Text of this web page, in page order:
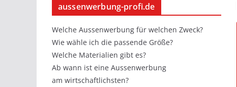
aussenwerbung-profi.de
Welche Aussenwerbung für welchen Zweck?
Wie wähle ich die passende Größe?
Welche Materialien gibt es?
Ab wann ist eine Aussenwerbung
am wirtschaftlichsten?